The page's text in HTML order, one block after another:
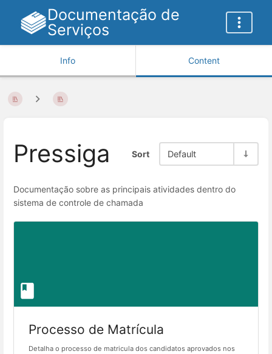
Documentação de
Serviços
Info Content
Pressiga Sort Default
Documentação sobre as principais atividades dentro do
sistema de controle de chamada
Processo de Matrícula
Detalha o processo de matricula dos candidatos aprovados nos